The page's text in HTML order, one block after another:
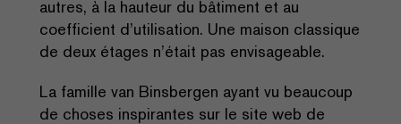
autres, à la hauteur du bâtiment et au
coefficient d’utilisation. Une maison classique
de deux étages n’était pas envisageable.
La famille van Binsbergen ayant vu beaucoup
de choses inspirantes sur le site web de